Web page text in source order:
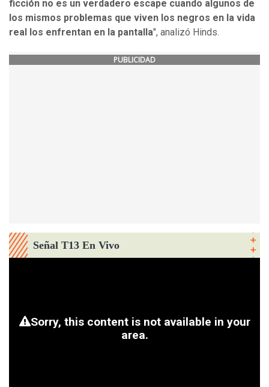
ficción no es un verdadero escape cuando algunos de
los mismos problemas que viven los negros en la vida
real
os enfrentan en la pantalla", analizó Hinds.
PUBLICIDAD
Señal T13 En Vivo